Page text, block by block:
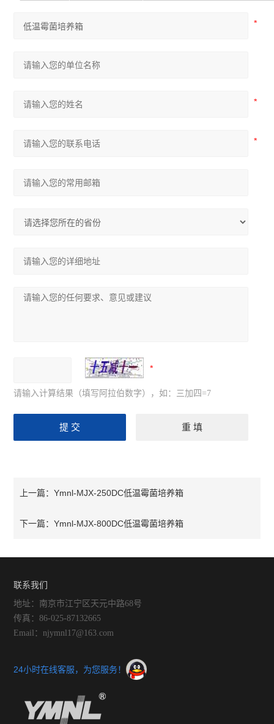
请输入计算结果（填写阿拉伯数字），如：三加四=7
上一篇：Ymnl-MJX-250DC低温霉菌培养箱
下一篇：Ymnl-MJX-800DC低温霉菌培养箱
联系我们
地址：南京市江宁区天元中路68号
传真：86-025-87132665
Email：njymnl17@163.com
24小时在线客服，为您服务！